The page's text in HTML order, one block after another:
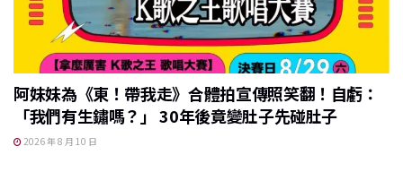
阿妹妹為《東！帶我走》合體拍宣傳照笑翻！自虧：
「我們有生鏽嗎？」 30年後竟變肚子先碰肚子
2026 年 8 月 10 日